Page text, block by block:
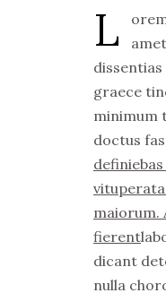
L
graece
minimum
doctus
maiorum.
fierent
dicant
nulla